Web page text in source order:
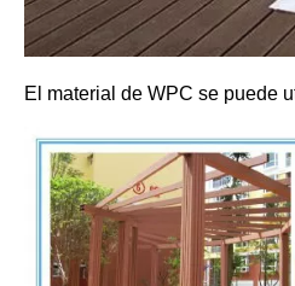
El material de WPC se puede